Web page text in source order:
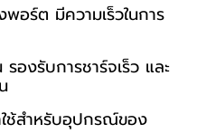
อร์ต มีความเร็วในการ
องรับการชาร์จเร็ว และ
ช้สำหรับอุปกรณ์ของ